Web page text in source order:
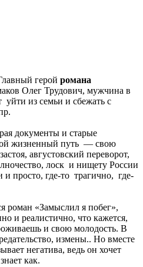
герой романа
Олег Трудович, мужчина в
уйти из семьи и сбежать с
документы и старые
жизненный путь — свою
августовский переворот,
лоск и нищету России
и просто, где-то трагично, где-
роман «Замыслил я побег»,
и реалистично, что кажется,
и свою молодость. В
измены.. Но вместе
негатива, ведь он хочет
как.